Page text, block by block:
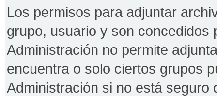
Los permisos para adjuntar
grupo, usuario y son concedidos
Administración no permite
encuentra o solo ciertos grupos
Administración si no está seguro